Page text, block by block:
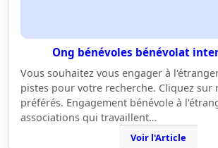
Ong bénévoles bénévolat
Vous souhaitez vous engager à
pistes pour votre recherche. Cliquez sur
préférés. Engagement bénévole à
associations qui travaillent…
Voir l'Article